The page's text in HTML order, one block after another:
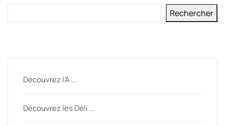
Rechercher
Découvrez l’A …
Découvrez les Déli …